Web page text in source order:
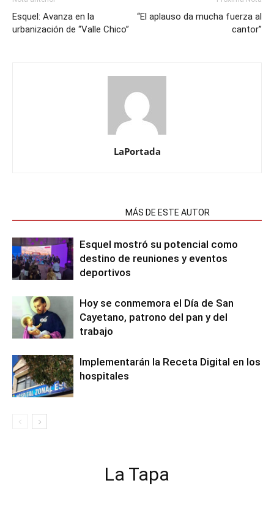
Esquel: Avanza en la
urbanización de “Valle Chico”
“El aplauso da mucha fuerza al
cantor”
LaPortada
MÁS DE ESTE AUTOR
Esquel mostró su potencial como
destino de reuniones y eventos
deportivos
Hoy se conmemora el Día de San
Cayetano, patrono del pan y del
trabajo
Implementarán la Receta Digital en los
hospitales
La Tapa